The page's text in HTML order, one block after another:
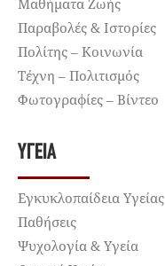
Παραβολές & Ιστορίες
Πολίτης – Κοινωνία
Τέχνη – Πολιτισμός
Φωτογραφίες – Βίντεο
ΥΓΕΊΑ
Εγκυκλοπαίδεια Υγείας
Παθήσεις
Ψυχολογία & Υγεία